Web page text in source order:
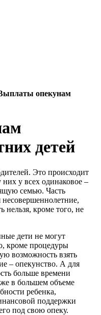
опекунам
детей
Это происходит
у всех одинаковое –
семью. Часть
нельзя, кроме того, не
дети не могут
кроме процедуры
возможность взять
– опекунство. А для
больше времени
в большем объеме
ребенка,
поддержки
под свою опеку.